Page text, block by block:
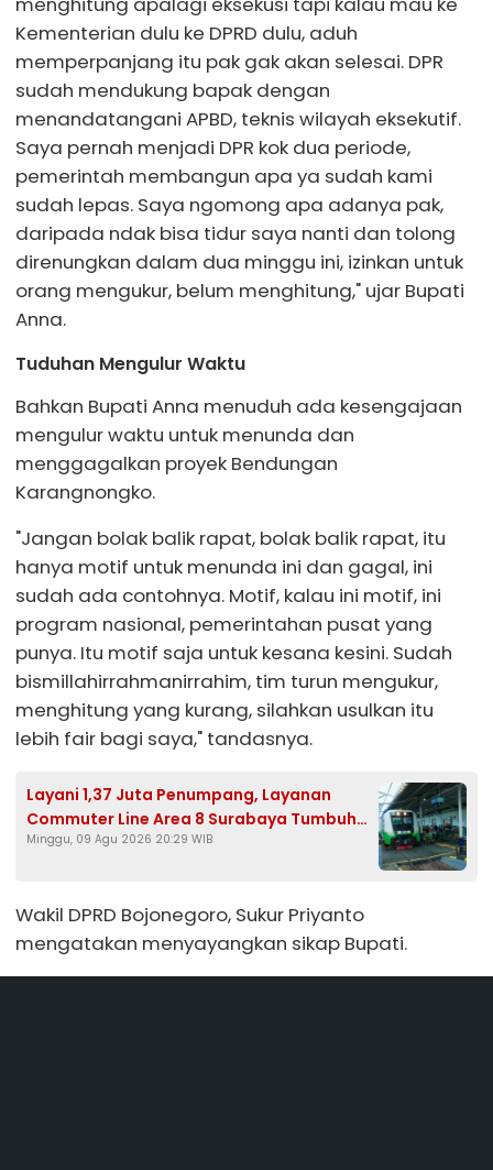
Kementerian dulu ke DPRD dulu, aduh
memperpanjang itu pak gak akan selesai. DPR
sudah mendukung bapak dengan
menandatangani APBD, teknis wilayah eksekutif.
Saya pernah menjadi DPR kok dua periode,
pemerintah membangun apa ya sudah kami
sudah lepas. Saya ngomong apa adanya pak,
daripada ndak bisa tidur saya nanti dan tolong
direnungkan dalam dua minggu ini, izinkan untuk
orang mengukur, belum menghitung," ujar Bupati
Anna.
Tuduhan Mengulur Waktu
Bahkan Bupati Anna menuduh ada kesengajaan
mengulur waktu untuk menunda dan
menggagalkan proyek Bendungan
Karangnongko.
"Jangan bolak balik rapat, bolak balik rapat, itu
hanya motif untuk menunda ini dan gagal, ini
sudah ada contohnya. Motif, kalau ini motif, ini
program nasional, pemerintahan pusat yang
punya. Itu motif saja untuk kesana kesini. Sudah
bismillahirrahmanirrahim, tim turun mengukur,
menghitung yang kurang, silahkan usulkan itu
lebih fair bagi saya," tandasnya.
Layani 1,37 Juta Penumpang, Layanan
Commuter Line Area 8 Surabaya Tumbuh
9%
Minggu, 09 Agu 2026 20:29 WIB
Wakil DPRD Bojonegoro, Sukur Priyanto
mengatakan menyayangkan sikap Bupati.